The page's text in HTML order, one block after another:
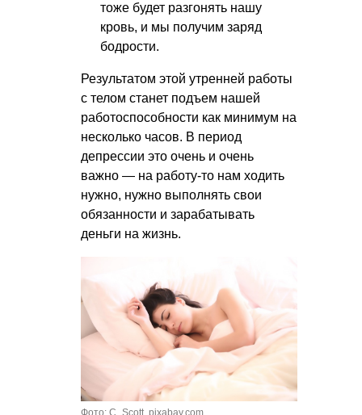
тоже будет разгонять нашу
кровь, и мы получим заряд
бодрости.
Результатом этой утренней работы
с телом станет подъем нашей
работоспособности как минимум на
несколько часов. В период
депрессии это очень и очень
важно — на работу-то нам ходить
нужно, нужно выполнять свои
обязанности и зарабатывать
деньги на жизнь.
Фото: C_Scott, pixabay.com